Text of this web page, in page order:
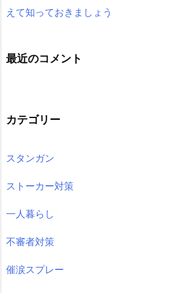
えて知っておきましょう
最近のコメント
カテゴリー
スタンガン
ストーカー対策
一人暮らし
不審者対策
催涙スプレー